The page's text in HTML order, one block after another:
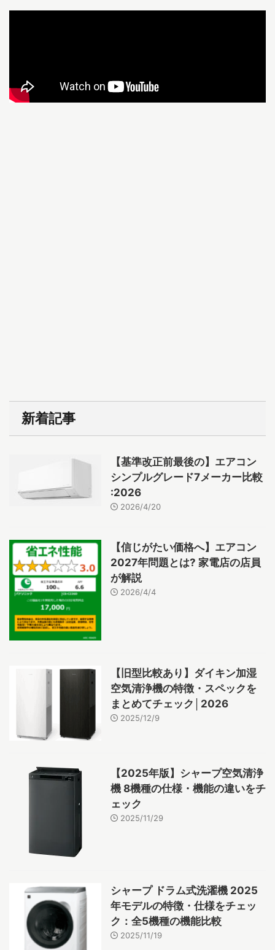
新着記事
【基準改正前最後の】エアコン
シンプルグレード7メーカー比較
:2026
2026/4/20
【信じがたい価格へ】エアコン
2027年問題とは? 家電店の店員
が解説
2026/4/4
【旧型比較あり】ダイキン加湿
空気清浄機の特徴・スペックを
まとめてチェック│2026
2025/12/9
【2025年版】シャープ空気清浄
機 8機種の仕様・機能の違いをチ
ェック
2025/11/29
シャープ ドラム式洗濯機 2025
年モデルの特徴・仕様をチェッ
ク：全5機種の機能比較
2025/11/19